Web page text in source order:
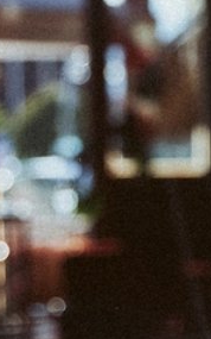
04
11
18
25